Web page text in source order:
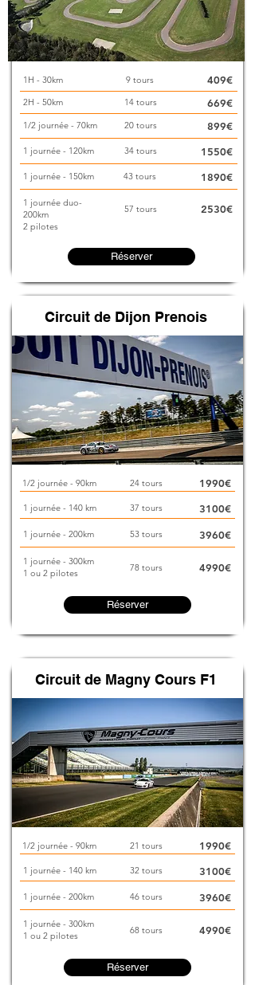
1H - 30km 9 tours 409€
2H - 50km 14 tours 669€
1/2 journée - 70km 20 tours 899€
1 journée - 120km 34 tours 1550€
1 journée - 150km 43 tours 1890€
1 journée duo-
200km
2 pilotes
57 tours 2530€
Réserver
Circuit de Dijon Prenois
1/2 journée - 90km 24 tours 1990€
1 journée - 140 km 37 tours 3100€
1 journée - 200km 53 tours 3960€
1 journée - 300km
1 ou 2 pilotes
78 tours 4990€
Réserver
Circuit de Magny Cours F1
1/2 journée - 90km 21 tours 1990€
1 journée - 140 km 32 tours 3100€
1 journée - 200km 46 tours 3960€
1 journée - 300km
1 ou 2 pilotes
68 tours 4990€
Réserver